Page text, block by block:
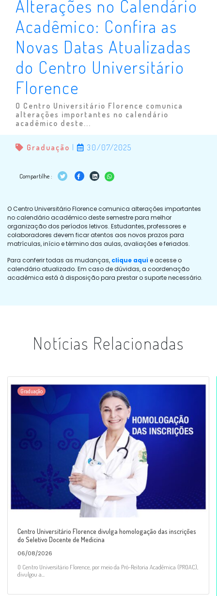
Alterações no Calendário
Acadêmico: Confira as
Novas Datas Atualizadas
do Centro Universitário
Florence
O Centro Universitário Florence comunica
alterações importantes no calendário
acadêmico deste...
Graduação | 30/07/2025
Compartilhe :
O Centro Universitário Florence comunica alterações importantes
no calendário acadêmico deste semestre para melhor
organização dos períodos letivos. Estudantes, professores e
colaboradores devem ficar atentos aos novos prazos para
matrículas, início e término das aulas, avaliações e feriados.
Para conferir todas as mudanças, clique aqui e acesse o
calendário atualizado. Em caso de dúvidas, a coordenação
acadêmica está à disposição para prestar o suporte necessário.
Notícias Relacionadas
Graduação
Centro Universitário Florence divulga homologação das inscrições
do Seletivo Docente de Medicina
06/08/2026
O Centro Universitário Florence, por meio da Pró-Reitoria Acadêmica (PROAC),
divulgou a...